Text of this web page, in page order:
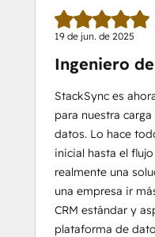
19 de jun. de 2025
Ingeniero
StackSync es
para nuestra
datos. Lo hace
inicial hasta el
realmente una
una empresa ir
CRM estándar y
plataforma de